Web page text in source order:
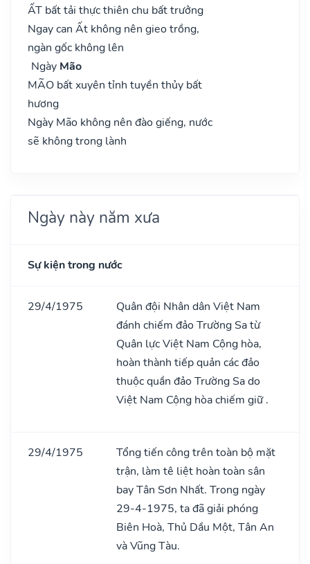
ẤT bất tải thực thiên chu bất trưởng
Ngay can Ất không nên gieo trồng,
ngàn gốc không lên
Ngày Mão
MÃO bất xuyên tỉnh tuyền thủy bất
hương
Ngày Mão không nên đào giếng, nước
sẽ không trong lành
Ngày này năm xưa
Sự kiện trong nước
29/4/1975
Quân đội Nhân dân Việt Nam
đánh chiếm đảo Trường Sa từ
Quân lực Việt Nam Cộng hòa,
hoàn thành tiếp quản các đảo
thuộc quần đảo Trường Sa do
Việt Nam Cộng hòa chiếm giữ .
29/4/1975
Tổng tiến công trên toàn bộ mặt
trận, làm tê liệt hoàn toàn sân
bay Tân Sơn Nhất. Trong ngày
29-4-1975, ta đã giải phóng
Biên Hoà, Thủ Dầu Một, Tân An
và Vũng Tàu.